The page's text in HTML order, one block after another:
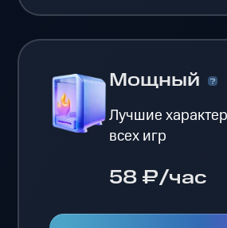
Мощный
Лучшие
всех игр
58 ₽/час